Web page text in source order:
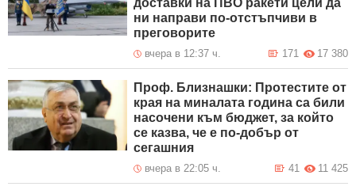
ни направи по-отстъпчиви в
преговорите
вчера в 12:37 ч. 17 380
171
Проф. Близнашки: Протестите от
края на миналата година са били
насочени към бюджет, за който
се казва, че е по-добър от
сегашния
вчера в 22:05 ч. 11 425
41